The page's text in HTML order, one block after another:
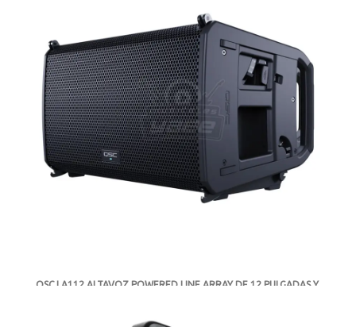
QSC LA112 ALTAVOZ POWERED LINE ARRAY DE 12 PULGADAS Y